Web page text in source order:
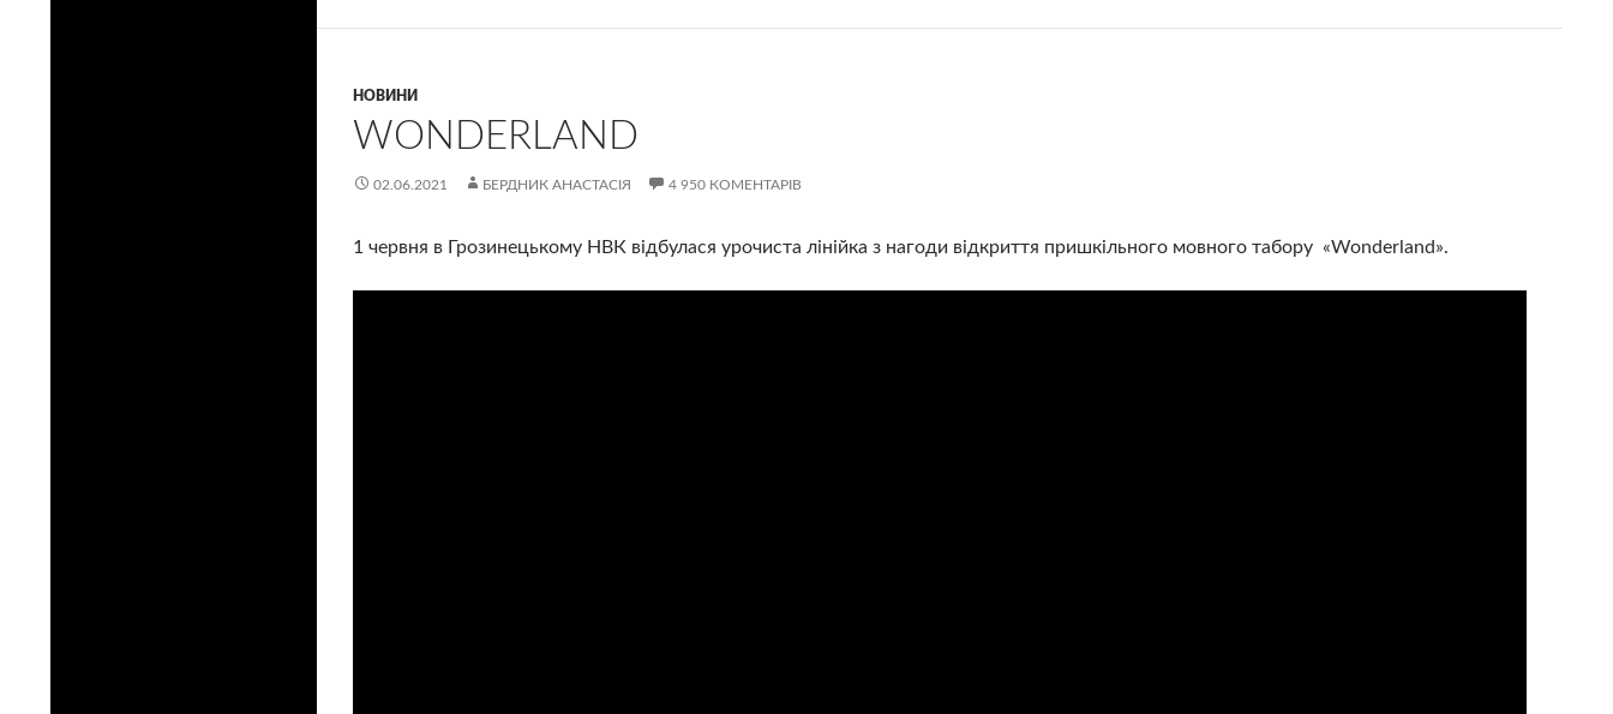
НОВИНИ
WONDERLAND
02.06.2021 БЕРДНИК АНАСТАСІЯ 4 950 КОМЕНТАРІВ
1 червня в Грозинецькому НВК відбулася урочиста лінійка з нагоди відкриття пришкільного мовного табору «Wonderland».